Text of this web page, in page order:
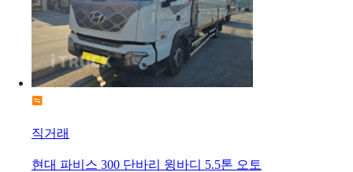
직거래
현대 파비스 300 단바리 윙바디 5.5톤 오토